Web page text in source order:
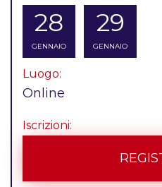
28
GENNAIO
29
GENNAIO
Luogo:
Online
Iscrizioni: